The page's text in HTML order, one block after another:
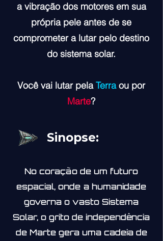
a vibração dos motores em sua
própria pele antes de se
comprometer a lutar pelo destino
do sistema solar.
Você vai lutar pelaTerraou por
Marte?
Sinopse:
No coração de um futuro
espacial, onde a humanidade
governa o vasto Sistema
Solar, o grito de independência
de Marte gera uma cadeia de